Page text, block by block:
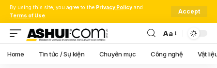
By using this site, you agree to the Privacy Policy and
Terms of Use.
Accept
Font
Resizer
Aa
Home Tin tức / Sự kiện Chuyên mục Công nghệ Vật